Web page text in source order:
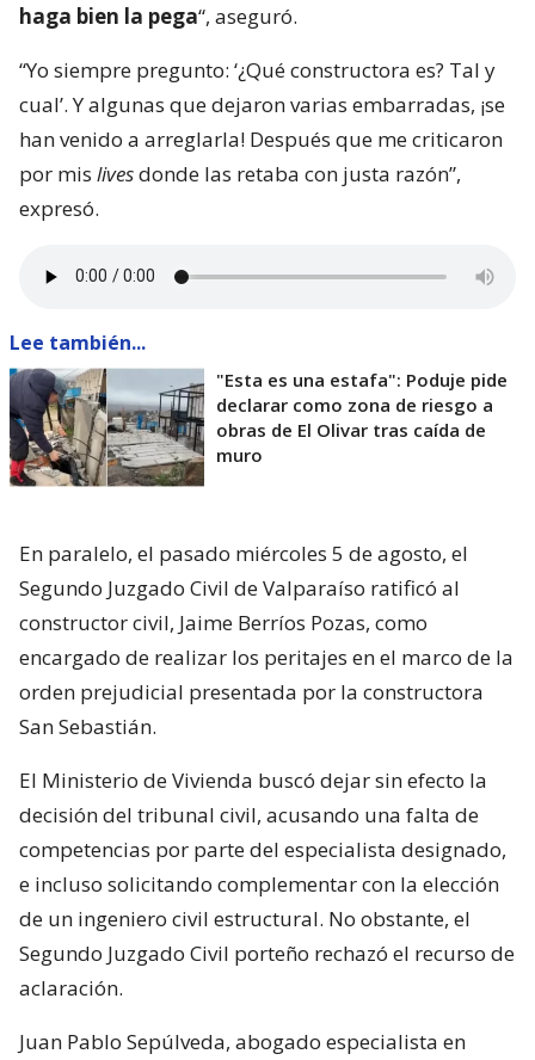
haga bien la pega“, aseguró.
“Yo siempre pregunto: ‘¿Qué constructora es? Tal y
cual’. Y algunas que dejaron varias embarradas, ¡se
han venido a arreglarla! Después que me criticaron
por mis livesdonde las retaba con justa razón”,
expresó.
Lee también...
"Esta es una estafa": Poduje pide
declarar como zona de riesgo a
obras de El Olivar tras caída de
muro
En paralelo, el pasado miércoles 5 de agosto, el
Segundo Juzgado Civil de Valparaíso ratificó al
constructor civil, Jaime Berríos Pozas, como
encargado de realizar los peritajes en el marco de la
orden prejudicial presentada por la constructora
San Sebastián.
El Ministerio de Vivienda buscó dejar sin efecto la
decisión del tribunal civil, acusando una falta de
competencias por parte del especialista designado,
e incluso solicitando complementar con la elección
de un ingeniero civil estructural. No obstante, el
Segundo Juzgado Civil porteño rechazó el recurso de
aclaración.
Juan Pablo Sepúlveda, abogado especialista en